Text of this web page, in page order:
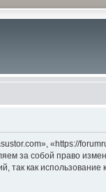
«https://
за собой право
как